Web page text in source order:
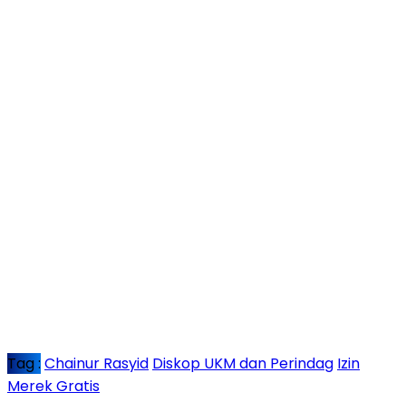
Tag : Chainur Rasyid Diskop UKM dan Perindag Izin
Merek Gratis